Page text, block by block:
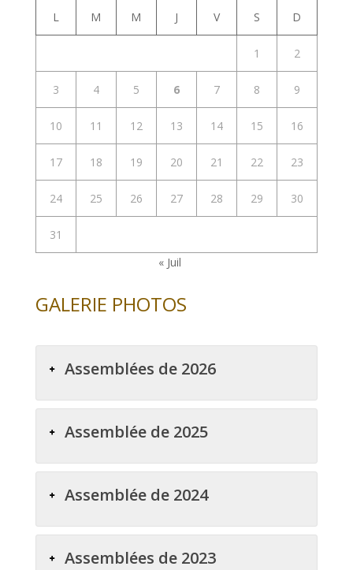
L M M J V S D
1 2
3 4 5 6 7 8 9
10 11 12 13 14 15 16
17 18 19 20 21 22 23
24 25 26 27 28 29 30
31
« Juil
GALERIE PHOTOS
Assemblées de 2026
Assemblée de 2025
Assemblée de 2024
Assemblées de 2023